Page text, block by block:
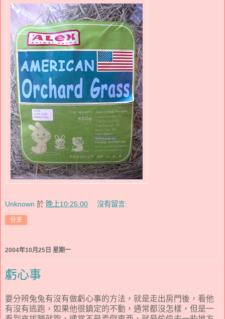
Unknown 於 晚上10:25:00 沒有留言:
分享
2004年10月25日 星期一
虧心事
要分辨兔兔有沒有做虧心事的方法，就是走出房門後，看他
有沒有逃跑，如果他很鎮定的不動，通常都沒怎樣，但是一